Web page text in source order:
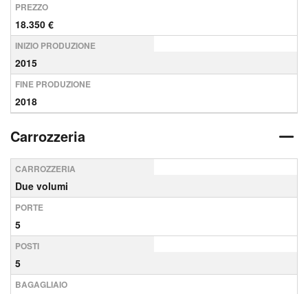
PREZZO
18.350 €
INIZIO PRODUZIONE
2015
FINE PRODUZIONE
2018
Carrozzeria
CARROZZERIA
Due volumi
PORTE
5
POSTI
5
BAGAGLIAIO